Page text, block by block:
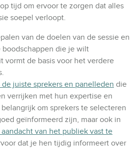
tijd om ervoor te zorgen dat alles
soepel verloopt.
van de doelen van de sessie en
boodschappen die je wilt
vormt de basis voor het verdere
juiste sprekers en panelleden die
verrijken met hun expertise en
om sprekers te selecteren
geïnformeerd zijn, maar ook in
van het publiek vast te
dat je hen tijdig informeert over